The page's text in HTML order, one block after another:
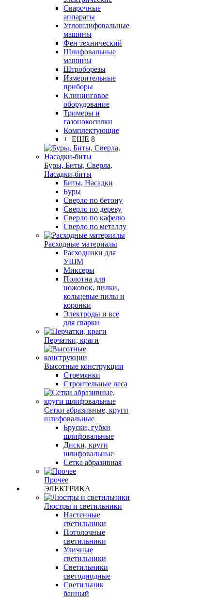
Сварочные
аппараты
Углошлифовальные
машины
Фен технический
Шлифовальные
машины
Штроборезы
Измерительные
приборы
Клининговое
оборудование
Тримеры и
газонокосилки
Комплектующие
+ ЕЩЕ 8
Буры, Биты, Сверла,
Насадки-биты
Биты, Насадки
Буры
Сверло по бетону
Сверло по дереву
Сверло по кафелю
Сверло по металлу
Расходные материалы
Расходники для
УШМ
Миксеры
Полотна для
ножовок, пилки,
кольцевые пилы и
коронки
Электроды и все
для сварки
Перчатки, краги
Высотные конструкции
Стремянки
Строительные леса
Сетки абразивные, круги
шлифовальные
Бруски, губки
шлифовальные
Диски, круги
шлифовальные
Сетка абразивная
Прочее
ЭЛЕКТРИКА
Люстры и светильники
Настенные
светильники
Потолочные
светильники
Уличные
светильники
Светильники
светодиодные
Светильник
банный